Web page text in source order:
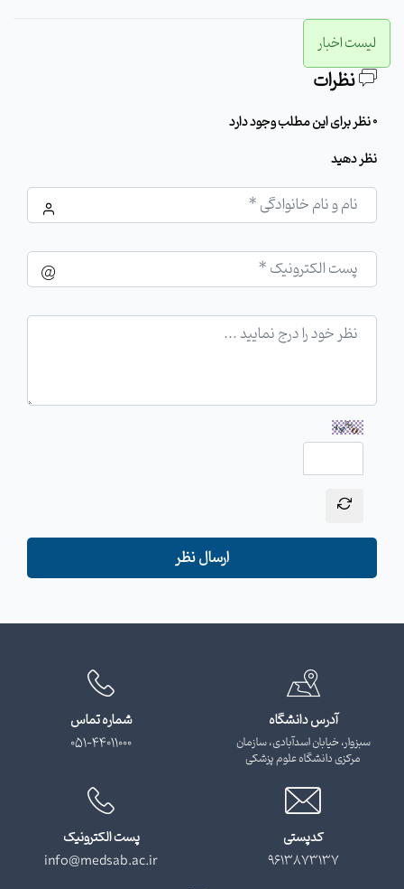
لیست اخبار
نظرات
0 نظر برای این مطلب وجود دارد
نظر دهید
ارسال نظر
آدرس دانشگاه
سبزوار، خیابان اسدآبادی، سازمان
مرکزی دانشگاه علوم پزشکی
شماره تماس
051-44011000
کدپستی
9613873137
پست الکترونیک
info@medsab.ac.ir